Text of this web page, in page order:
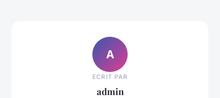
A
ECRIT PAR
admin